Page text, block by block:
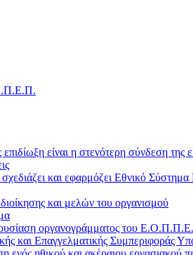
είναι η στενότερη σύνδεση της
και εφαρμόζει Eθνικό Σύστημα
και μελών του οργανισμού
οργανογράμματος του
και Επαγγελματικής Συμπεριφοράς